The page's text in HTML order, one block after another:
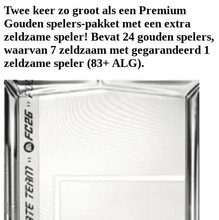
Twee keer zo groot als een Premium
Gouden spelers-pakket met een extra
zeldzame speler! Bevat 24 gouden spelers,
waarvan 7 zeldzaam met gegarandeerd 1
zeldzame speler (83+ ALG).